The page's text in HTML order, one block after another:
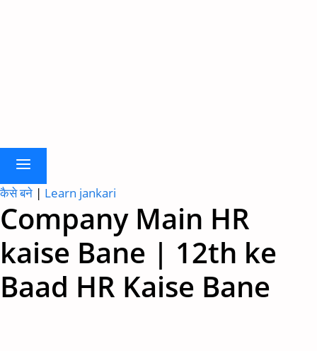
कैसे बने | Learn jankari
Company Main HR
kaise Bane | 12th ke
Baad HR Kaise Bane